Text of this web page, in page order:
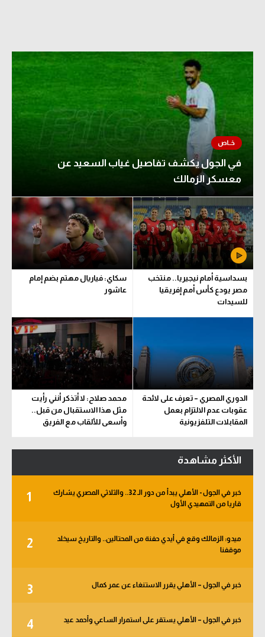
في الجول يكشف تفاصيل غياب السعيد عن
معسكر الزمالك
بسداسية أمام نيجيريا.. منتخب
مصر يودع كأس أمم إفريقيا
للسيدات
سكاي: فياريال مهتم بضم إمام
عاشور
الدوري المصري – تعرف على لائحة
عقوبات عدم الالتزام بعمل
المقابلات التلفزيونية
محمد صلاح: لا أتذكر أنني رأيت
مثل هذا الاستقبال من قبل..
وأسعى للألقاب مع الفريق
الأكثر مشاهدة
1
خبر في الجول - الأهلي يبدأ من دور الـ 32.. والثلاثي المصري يشارك
قاريا من التمهيدي الأول
2
ميدو: الزمالك وقع في أيدي حفنة من المحتالين.. والتاريخ سيخلد
موقفنا
3 خبر في الجول – الأهلي يقرر الاستنغاء عن عمر كمال
4 خبر في الجول – الأهلي يستقر على استمرار الساعي وأحمد عيد